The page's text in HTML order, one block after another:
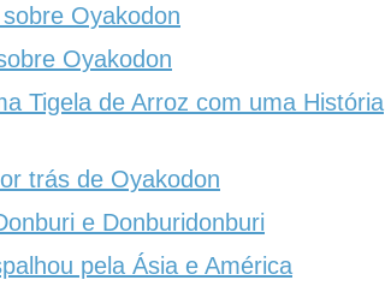
Oyakodon
Oyakodon
Tigela de Arroz com uma História
trás de Oyakodon
e Donburidonburi
pela Ásia e América